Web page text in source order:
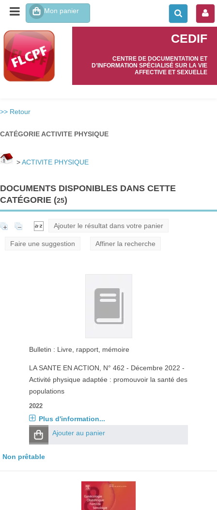
CEDIF
CENTRE DE DOCUMENTATION ET
D’INFORMATION SPÉCIALISÉ SUR LA VIE
AFFECTIVE ET SEXUELLE
>> Retour
CATÉGORIE ACTIVITE PHYSIQUE
>ACTIVITE PHYSIQUE
DOCUMENTS DISPONIBLES DANS CETTE
CATÉGORIE (25)
Ajouter le résultat dans votre panier
Faire une suggestion Affiner la recherche
Bulletin : Livre, rapport, mémoire
LA SANTE EN ACTION , N° 462 - Décembre 2022 -
Activité physique adaptée : promouvoir la santé des
populations
2022
Plus d'information...
Ajouter au panier
Non prêtable